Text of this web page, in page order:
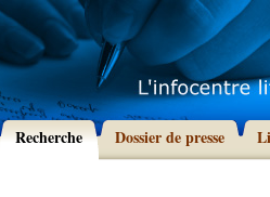
Recherche Dossier de presse